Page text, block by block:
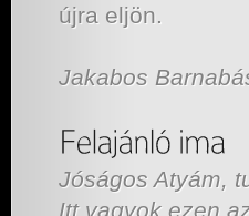
újra eljön.
Jakabos
Jóságos Atyám,
Itt vagyok ezen